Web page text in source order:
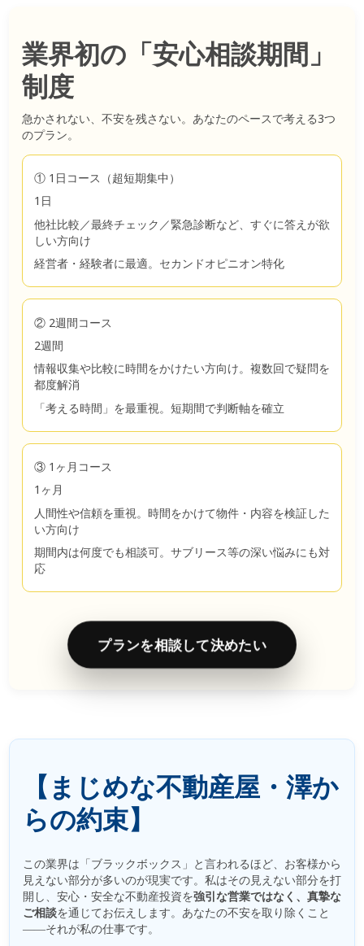
業界初の「安心相談期間」
制度
急かされない、不安を残さない。あなたのペースで考える3つ
のプラン。
① 1日コース（超短期集中）
1日
他社比較／最終チェック／緊急診断など、すぐに答えが欲
しい方向け
経営者・経験者に最適。セカンドオピニオン特化
② 2週間コース
2週間
情報収集や比較に時間をかけたい方向け。複数回で疑問を
都度解消
「考える時間」を最重視。短期間で判断軸を確立
③ 1ヶ月コース
1ヶ月
人間性や信頼を重視。時間をかけて物件・内容を検証した
い方向け
期間内は何度でも相談可。サブリース等の深い悩みにも対
応
プランを相談して決めたい
【まじめな不動産屋・澤か
らの約束】
この業界は「ブラックボックス」と言われるほど、お客様から
見えない部分が多いのが現実です。私はその見えない部分を打
開し、安心・安全な不動産投資を強引な営業ではなく、真摯な
ご相談を通じてお伝えします。あなたの不安を取り除くこと
――それが私の仕事です。